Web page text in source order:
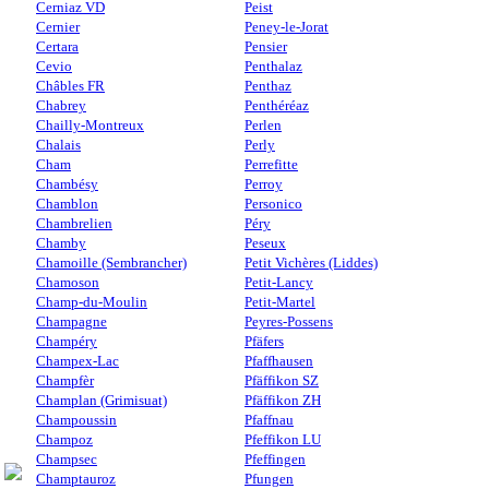
Cerniaz VD
Cernier
Certara
Cevio
Châbles FR
Chabrey
Chailly-Montreux
Chalais
Cham
Chambésy
Chamblon
Chambrelien
Chamby
Chamoille (Sembrancher)
Chamoson
Champ-du-Moulin
Champagne
Champéry
Champex-Lac
Champfèr
Champlan (Grimisuat)
Champoussin
Champoz
Champsec
Champtauroz
Peist
Peney-le-Jorat
Pensier
Penthalaz
Penthaz
Penthéréaz
Perlen
Perly
Perrefitte
Perroy
Personico
Péry
Peseux
Petit Vichères (Liddes)
Petit-Lancy
Petit-Martel
Peyres-Possens
Pfäfers
Pfaffhausen
Pfäffikon SZ
Pfäffikon ZH
Pfaffnau
Pfeffikon LU
Pfeffingen
Pfungen